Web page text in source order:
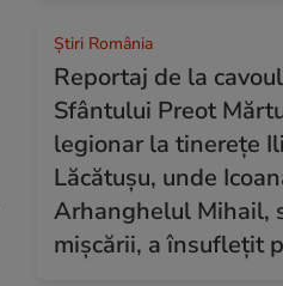
Știri România
Reportaj de la cavoul
Sfântului Preot
legionar la tinerețe
Lăcătușu, unde
Arhanghelul Mihail,
mișcării, a însuflețit